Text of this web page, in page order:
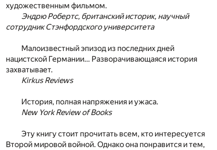
художественным фильмом.
Эндрю Робертс, британский историк, научный
сотрудник Стэнфордского университета
Малоизвестный эпизод из последних дней
нацистской Германии… Разворачивающаяся история
захватывает.
Kirkus Reviews
История, полная напряжения и ужаса.
New York Review of Books
Эту книгу стоит прочитать всем, кто интересуется
Второй мировой войной. Однако она понравится и тем,